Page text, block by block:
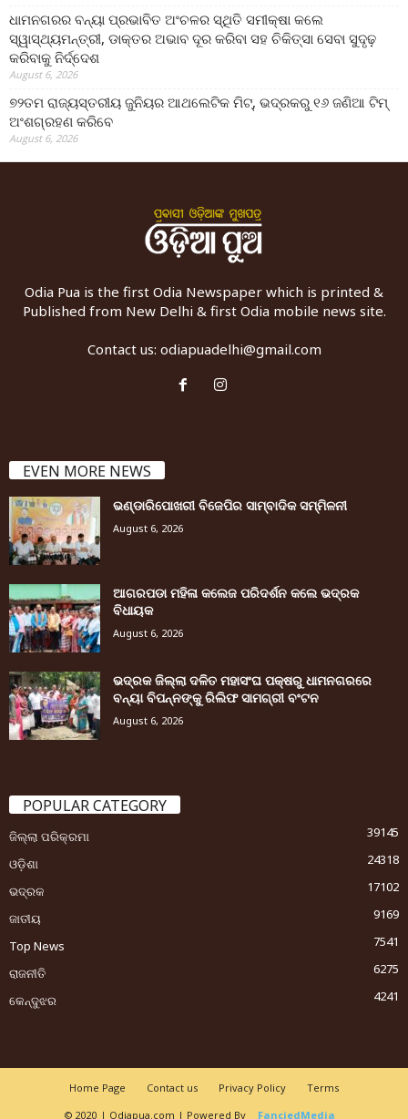
ଧାମନଗରର ବନ୍ୟା ପ୍ରଭାବିତ ଅଂଚଳର ସ୍ଥିତି ସମୀକ୍ଷା କଲେ
ସ୍ୱାସ୍ଥ୍ୟମନ୍ତ୍ରୀ, ଡାକ୍ତର ଅଭାବ ଦୂର କରିବା ସହ ଚିକିତ୍ସା ସେବା ସୁଦୃଢ଼
କରିବାକୁ ନିର୍ଦ୍ଦେଶ
August 6, 2026
୭୨ତମ ରାଜ୍ୟସ୍ତରୀୟ ଜୁନିୟର ଆଥଲେଟିକ ମିଟ୍‌, ଭଦ୍ରକରୁ ୧୬ ଜଣିଆ ଟିମ୍
ଅଂଶଗ୍ରହଣ କରିବେ
August 6, 2026
Odia Pua is the first Odia Newspaper which is printed &
Published from New Delhi & first Odia mobile news site.
Contact us: odiapuadelhi@gmail.com
EVEN MORE NEWS
ଭଣ୍ଡାରିପୋଖରୀ ବିଜେପିର ସାମ୍ବାଦିକ ସମ୍ମିଳନୀ
August 6, 2026
ଆଗରପଡା ମହିଳା କଲେଜ ପରିଦର୍ଶନ କଲେ ଭଦ୍ରକ
ବିଧାୟକ
August 6, 2026
ଭଦ୍ରକ ଜିଲ୍ଲା ଦଳିତ ମହାସଂଘ ପକ୍ଷରୁ ଧାମନଗରରେ
ବନ୍ୟା ବିପନ୍ନଙ୍କୁ ରିଲିଫ ସାମଗ୍ରୀ ବଂଟନ
August 6, 2026
POPULAR CATEGORY
ଜିଲ୍ଲା ପରିକ୍ରମା
39145
ଓଡ଼ିଶା
24318
ଭଦ୍ରକ
17102
ଜାତୀୟ
9169
Top News
7541
ରାଜନୀତି
6275
କେନ୍ଦୁଝର
4241
Home Page Contact us Privacy Policy
Terms
© 2020 | Odiapua.com | Powered By
FanciedMedia